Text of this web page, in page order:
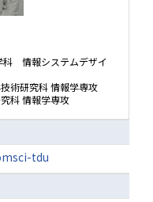
科 情報システムデザイ
術研究科 情報学専攻
科 情報学専攻
tdu